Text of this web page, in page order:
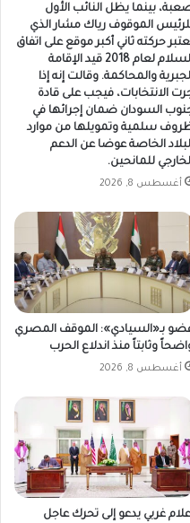
بينما يظل النائب الأول
الموقوف رياك مشار الذي
حركته ثاني أكبر موقع على اتفاق
السلام لعام 2018 قيد الإقامة
والمحاكمة. وقالت إنه إذا
الانتخابات، فيجب على قادة
السودان ضمان إجرائها في
سلمية وتمويلها من موارد
الخاصة عوضا عن الدعم
للمانحين.
أغسطس 8, 2026
بـ«السيادي»: الموقف المصري
وثابتاً منذ اندلاع الحرب
أغسطس 8, 2026
غربي يدعو إلى تحرك عاجل